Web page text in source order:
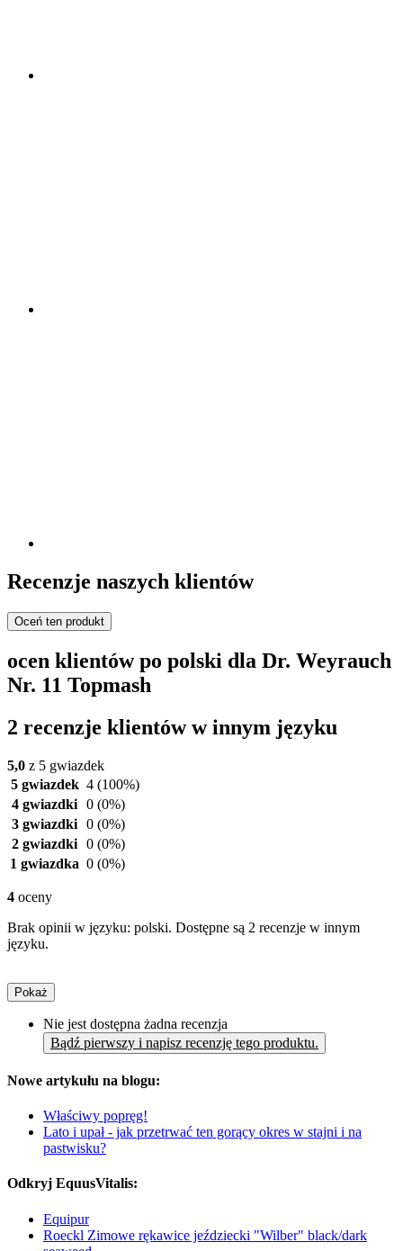
Recenzje naszych klientów
Oceń ten produkt
ocen klientów po polski dla Dr. Weyrauch
Nr. 11 Topmash
2 recenzje klientów w innym języku
5,0 z 5 gwiazdek
5 gwiazdek 4 (100%)
4 gwiazdki 0 (0%)
3 gwiazdki 0 (0%)
2 gwiazdki 0 (0%)
1 gwiazdka 0 (0%)
4 oceny
Brak opinii w języku: polski. Dostępne są 2 recenzje w innym
języku.
Pokaż
Nie jest dostępna żadna recenzja
Bądź pierwszy i napisz recenzję tego produktu.
Nowe artykułu na blogu:
Właściwy popręg!
Lato i upał - jak przetrwać ten gorący okres w stajni i na
pastwisku?
Odkryj EquusVitalis:
Equipur
Roeckl Zimowe rękawice jeździecki "Wilber" black/dark